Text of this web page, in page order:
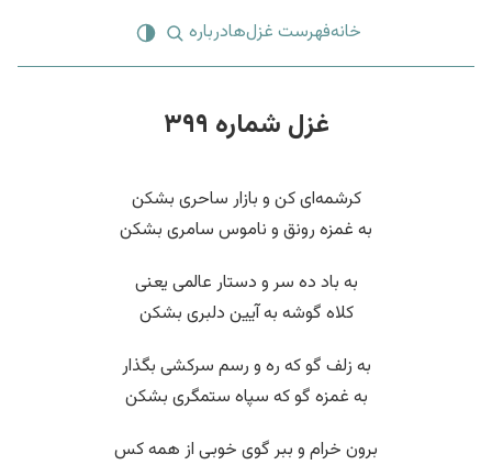
خانهفهرست غزل‌هادرباره
غزل شماره ۳۹۹
کرشمه‌ای کن و بازار ساحری بشکن
به غمزه رونق و ناموس سامری بشکن
به باد ده سر و دستار عالمی یعنی
کلاه گوشه به آیین دلبری بشکن
به زلف گو که ره و رسم سرکشی بگذار
به غمزه گو که سپاه ستمگری بشکن
برون خرام و ببر گوی خوبی از همه کس